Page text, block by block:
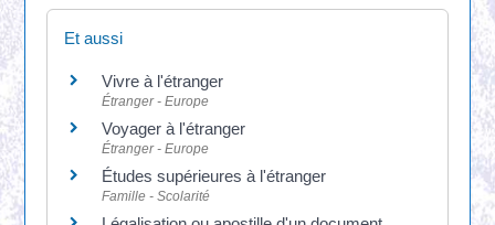
Et aussi
Vivre à l'étranger
Étranger - Europe
Voyager à l'étranger
Étranger - Europe
Études supérieures à l'étranger
Famille - Scolarité